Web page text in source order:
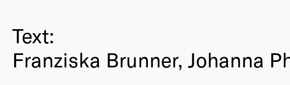
Text:
Franziska Brunner, Johanna